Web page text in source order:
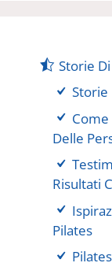
Storie
Storie
Come
Delle
Risultati
Pilates